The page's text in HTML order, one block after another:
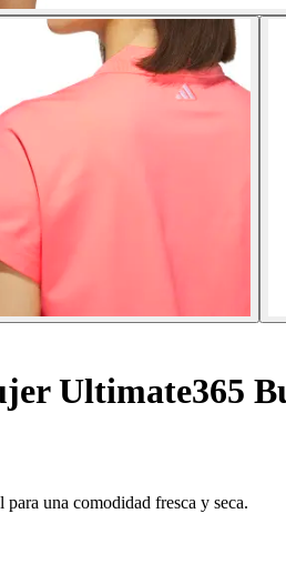
Ultimate365
una comodidad fresca y seca.